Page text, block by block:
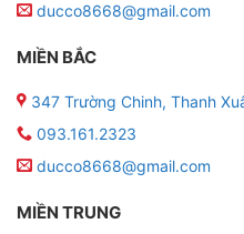
ducco8668@gmail.com
MIỀN BẮC
347 Trường Chinh, Thanh
093.161.2323
ducco8668@gmail.com
MIỀN TRUNG